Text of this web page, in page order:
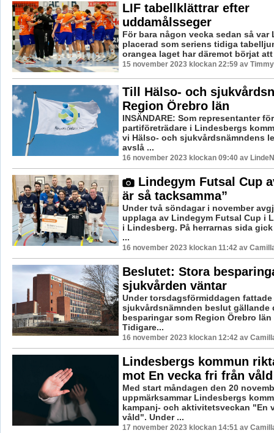
LIF tabellklättrar efter
uddamålsseger
För bara någon vecka sedan så var
placerad som seriens tidiga
orangea laget har däremot börjat
15 november 2023 klockan 22:59 av
Till Hälso- och
Region Örebro län
INSÄNDARE: Som representanter
partiföreträdare i Lindesbergs
vi Hälso- och sjukvårdsnämndens
avslå ...
16 november 2023 klockan 09:40 av
Lindegym Futsal Cup
är så tacksamma”
Under två söndagar i november
upplaga av Lindegym Futsal Cup i
i Lindesberg. På herrarnas sida
...
16 november 2023 klockan 11:42 av
Beslutet: Stora
sjukvården väntar
Under torsdagsförmiddagen
sjukvårdsnämnden beslut gällande
besparingar som Region Örebro
Tidigare...
16 november 2023 klockan 12:42 av
Lindesbergs kommun
mot En vecka fri från våld
Med start måndagen den 20
uppmärksammar Lindesbergs
kampanj- och aktivitetsveckan "En
våld". Under ...
17 november 2023 klockan 14:51 av